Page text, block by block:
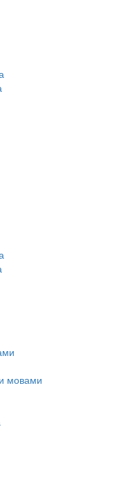
мовами